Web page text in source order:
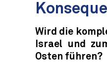
Wird die
Israel und
Osten führen?